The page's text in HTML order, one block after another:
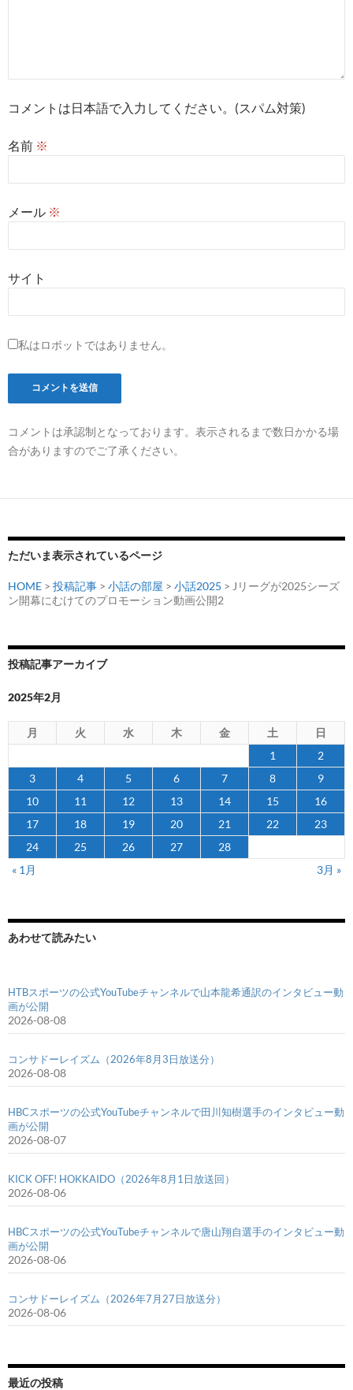
コメントは日本語で入力してください。(スパム対策)
名前 ※
メール ※
サイト
私はロボットではありません。
コメントは承認制となっております。表示されるまで数日かかる場
合がありますのでご了承ください。
ただいま表示されているページ
HOME > 投稿記事 > 小話の部屋 > 小話2025 > Jリーグが2025シーズ
ン開幕にむけてのプロモーション動画公開2
投稿記事アーカイブ
2025年2月
月 火 水 木 金 土
日
1
2
3
4 5 6 7 8
9
10
11 12 13 14 15
16
17
18 19 20 21 22
23
24
25 26 27
28
« 1月
3月 »
あわせて読みたい
HTBスポーツの公式YouTubeチャンネルで山本龍希通訳のインタビュー動
画が公開
2026-08-08
コンサドーレイズム（2026年8月3日放送分）
2026-08-08
HBCスポーツの公式YouTubeチャンネルで田川知樹選手のインタビュー動
画が公開
2026-08-07
KICK OFF! HOKKAIDO（2026年8月1日放送回）
2026-08-06
HBCスポーツの公式YouTubeチャンネルで唐山翔自選手のインタビュー動
画が公開
2026-08-06
コンサドーレイズム（2026年7月27日放送分）
2026-08-06
最近の投稿